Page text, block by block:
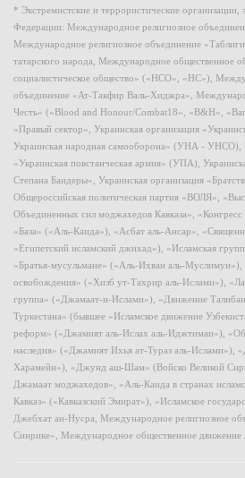
* Экстремистские и террористические организации,
Федерации: Международное религиозное
Международное религиозное объединение
татарского народа, Международное общественное
социалистическое общество» («НСО», «НС»),
объединение «Ат-Такфир Валь-Хиджра»,
Честь» («Blood and Honour/Combat18», «B&H»,
«Правый сектор», Украинская организация
Украинская народная самооборона» (УНА - УНСО),
«Украинская повстанческая армия» (УПА),
Степана Бандеры», Украинская организация
Общероссийская политическая партия «ВОЛЯ»,
Объединенных сил моджахедов Кавказа», «Конгресс
«База» («Аль-Каида»), «Асбат аль-Ансар»,
«Египетский исламский джихад»), «Исламская
«Братья-мусульмане» («Аль-Ихван аль-Муслимун»),
освобождения» («Хизб ут-Тахрир аль-Ислами»),
группа» («Джамаат-и-Ислами»), «Движение
Туркестана» (бывшее «Исламское движение
реформ» («Джамият аль-Ислах аль-Иджтимаи»),
наследия» («Джамият Ихья ат-Тураз аль-Ислами»),
Харамейн»), «Джунд аш-Шам» (Войско Великой
Джамаат моджахедов», «Аль-Каида в странах
Кавказ» («Кавказский Эмират»), «Исламское
Джебхат ан-Нусра, Международное религиозное
Синрике», Международное общественное движение